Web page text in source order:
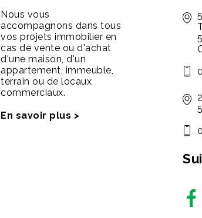
Nous vous
accompagnons dans tous
vos projets immobilier en
cas de vente ou d'achat
d'une maison, d'un
appartement, immeuble,
terrain ou de locaux
commerciaux.
En savoir plus >